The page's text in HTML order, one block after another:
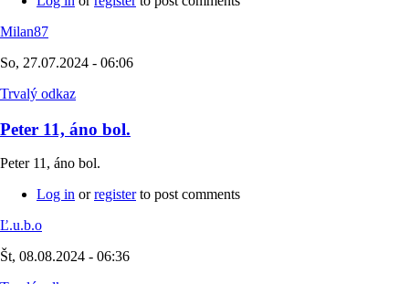
Milan87
So, 27.07.2024 - 06:06
Trvalý odkaz
Peter 11, áno bol.
Peter 11, áno bol.
Log in orregisterto post comments
Ľ.u.b.o
Št, 08.08.2024 - 06:36